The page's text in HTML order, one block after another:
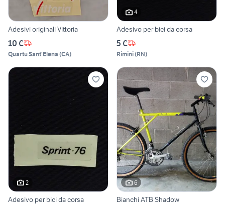
Adesivi originali Vittoria
10 €
Quartu Sant'Elena (CA)
4
Adesivo per bici da corsa
5 €
Rimini(RN)
2
Adesivo per bici da corsa
6
Bianchi ATB Shadow